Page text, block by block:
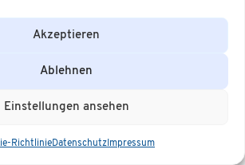
Akzeptieren
Ablehnen
Einstellungen ansehen
RichtlinieDatenschutzImpressum